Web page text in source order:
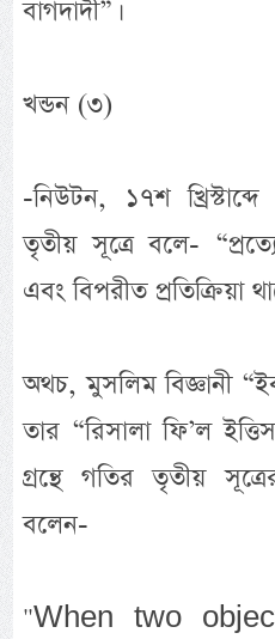
বাগদাদী”।
খন্ডন (৩)
-নিউটন, ১৭শ
তৃতীয় সূত্রে বলে-
এবং বিপরীত প্রতিক্রিয়া
অথচ, মুসলিম বিজ্ঞানী
তার “রিসালা ফি’ল
গ্রন্থে গতির তৃতীয়
বলেন-
"When two